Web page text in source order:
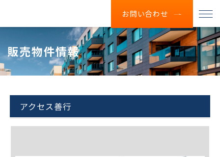
お問い合わせ
販売物件情報
アクセス善行